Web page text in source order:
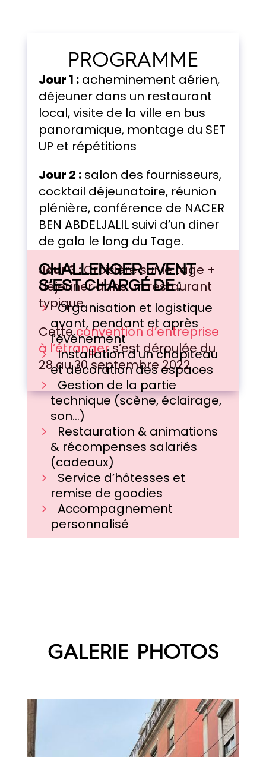
PROGRAMME
Jour 1 :acheminement aérien,
déjeuner dans un restaurant
local, visite de la ville en bus
panoramique, montage du SET
UP et répétitions
Jour 2 :salon des fournisseurs,
cocktail déjeunatoire, réunion
plénière, conférence de NACER
BEN ABDELJALIL suivi d’un diner
de gala le long du Tage.
Jour 3 :Croisière sur le tage +
déjeuner dans un restaurant
typique
Cetteconvention d’entreprise
à l’étrangers’est déroulée du
28 au 30 septembre 2022
CHALLENGER EVENT
S’EST CHARGÉ DE :
Organisation et logistique
avant, pendant et après
l’événement
Installation d’un chapiteau
et décoration des espaces
Gestion de la partie
technique (scène, éclairage,
son…)
Restauration & animations
& récompenses salariés
(cadeaux)
Service d’hôtesses et
remise de goodies
Accompagnement
personnalisé
GALERIE PHOTOS